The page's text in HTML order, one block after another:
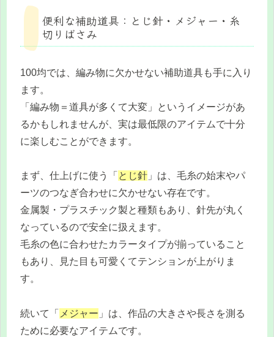
便利な補助道具：とじ針・メジャー・糸
切りばさみ
100均では、編み物に欠かせない補助道具も手に入り
ます。
「編み物＝道具が多くて大変」というイメージがあ
るかもしれませんが、実は最低限のアイテムで十分
に楽しむことができます。
まず、仕上げに使う「 とじ針 」は、毛糸の始末やパ
ーツのつなぎ合わせに欠かせない存在です。
金属製・プラスチック製と種類もあり、針先が丸く
なっているので安全に扱えます。
毛糸の色に合わせたカラータイプが揃っていること
もあり、見た目も可愛くてテンションが上がりま
す。
続いて「 メジャー 」は、作品の大きさや長さを測る
ために必要なアイテムです。